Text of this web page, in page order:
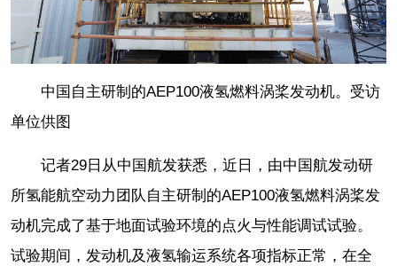
中国自主研制的AEP100液氢燃料涡桨发动机。受访
单位供图
记者29日从中国航发获悉，近日，由中国航发动研
所氢能航空动力团队自主研制的AEP100液氢燃料涡桨发
动机完成了基于地面试验环境的点火与性能调试试验。
试验期间，发动机及液氢输运系统各项指标正常，在全